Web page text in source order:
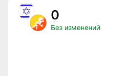
0
Без изменений